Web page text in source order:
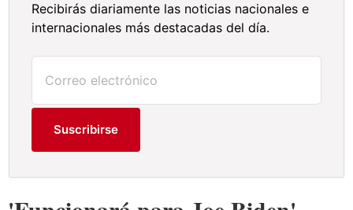
Recibirás diariamente las noticias nacionales e
internacionales más destacadas del día.
Suscribirse